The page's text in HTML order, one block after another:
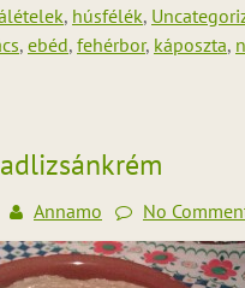
, húsfélék,
, ebéd, fehérbor, káposzta,
Annamo No